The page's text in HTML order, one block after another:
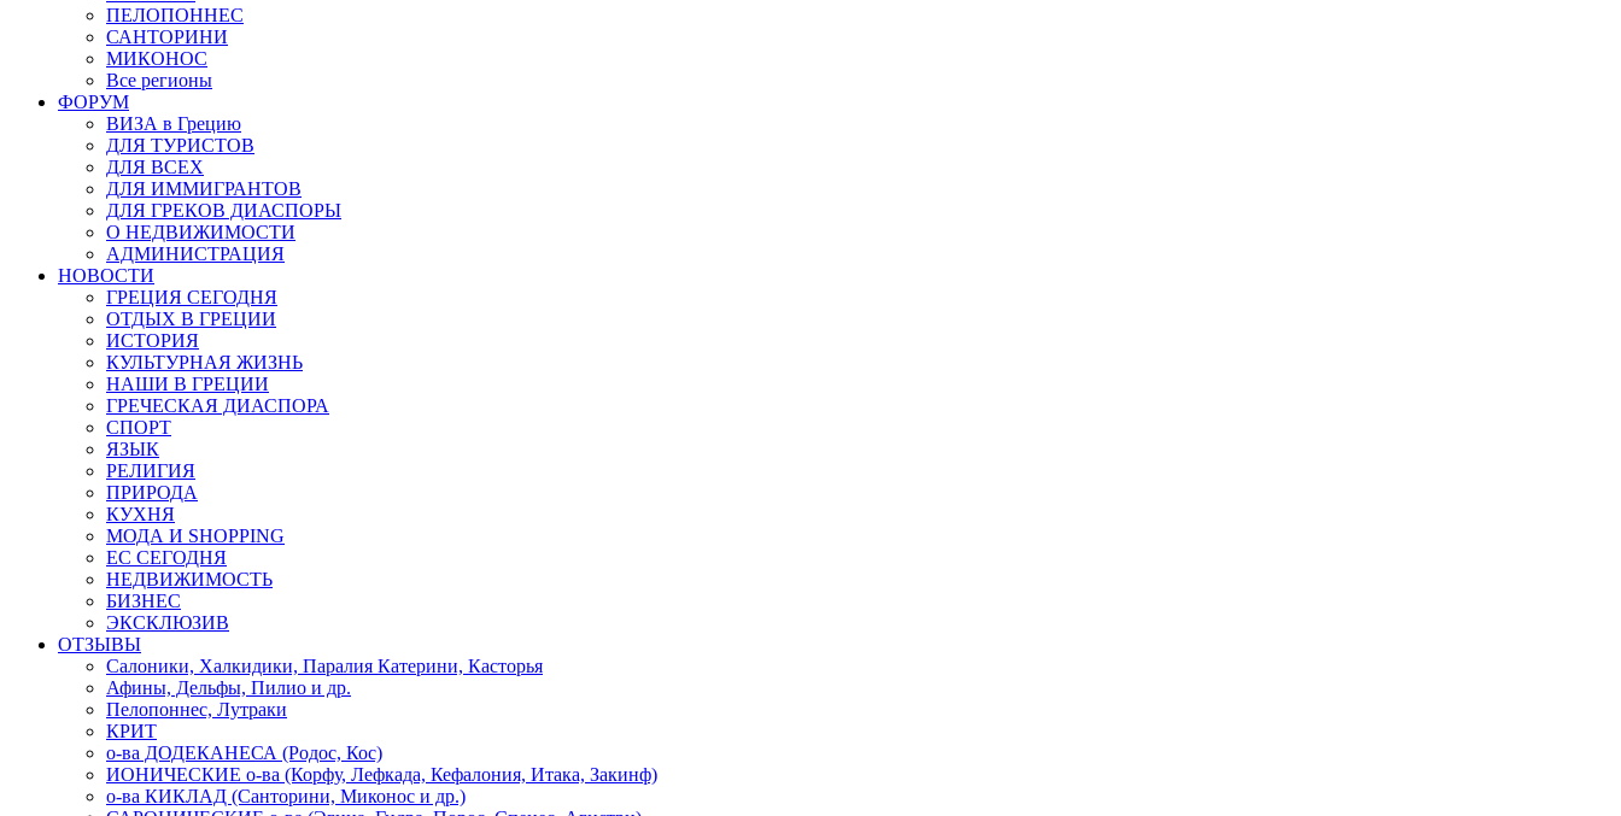
ПЕЛОПОННЕС
САНТОРИНИ
МИКОНОС
Все регионы
ФОРУМ
ВИЗА в Грецию
ДЛЯ ТУРИСТОВ
ДЛЯ ВСЕХ
ДЛЯ ИММИГРАНТОВ
ДЛЯ ГРЕКОВ ДИАСПОРЫ
О НЕДВИЖИМОСТИ
АДМИНИСТРАЦИЯ
НОВОСТИ
ГРЕЦИЯ СЕГОДНЯ
ОТДЫХ В ГРЕЦИИ
ИСТОРИЯ
КУЛЬТУРНАЯ ЖИЗНЬ
НАШИ В ГРЕЦИИ
ГРЕЧЕСКАЯ ДИАСПОРА
СПОРТ
ЯЗЫК
РЕЛИГИЯ
ПРИРОДА
КУХНЯ
МОДА И SHOPPING
ЕС СЕГОДНЯ
НЕДВИЖИМОСТЬ
БИЗНЕС
ЭКСКЛЮЗИВ
ОТЗЫВЫ
Салоники, Халкидики, Паралия Катерини, Касторья
Афины, Дельфы, Пилио и др.
Пелопоннес, Лутраки
КРИТ
о-ва ДОДЕКАНЕСА (Родос, Кос)
ИОНИЧЕСКИЕ о-ва (Корфу, Лефкада, Кефалония, Итака, Закинф)
о-ва КИКЛАД (Санторини, Миконос и др.)